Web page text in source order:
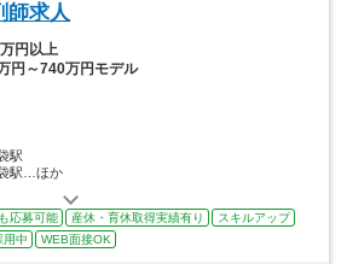
師求人
円以上
円～740万円モデル
駅
駅…ほか
応募可能 産休・育休取得実績有り
スキルアップ
用中 WEB面接OK